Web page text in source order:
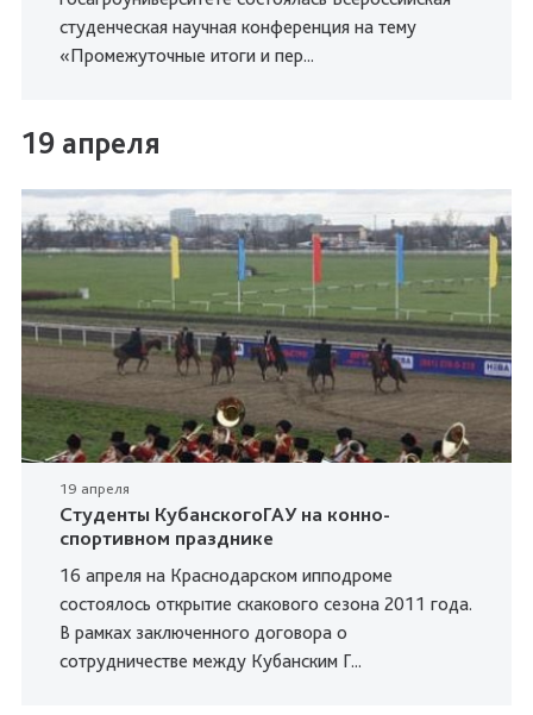
студенческая научная конференция на тему
«Промежуточные итоги и пер...
19 апреля
19 апреля
Студенты КубанскогоГАУ на конно-
спортивном празднике
16 апреля на Краснодарском ипподроме
состоялось открытие скакового сезона 2011 года.
В рамках заключенного договора о
сотрудничестве между Кубанским Г...